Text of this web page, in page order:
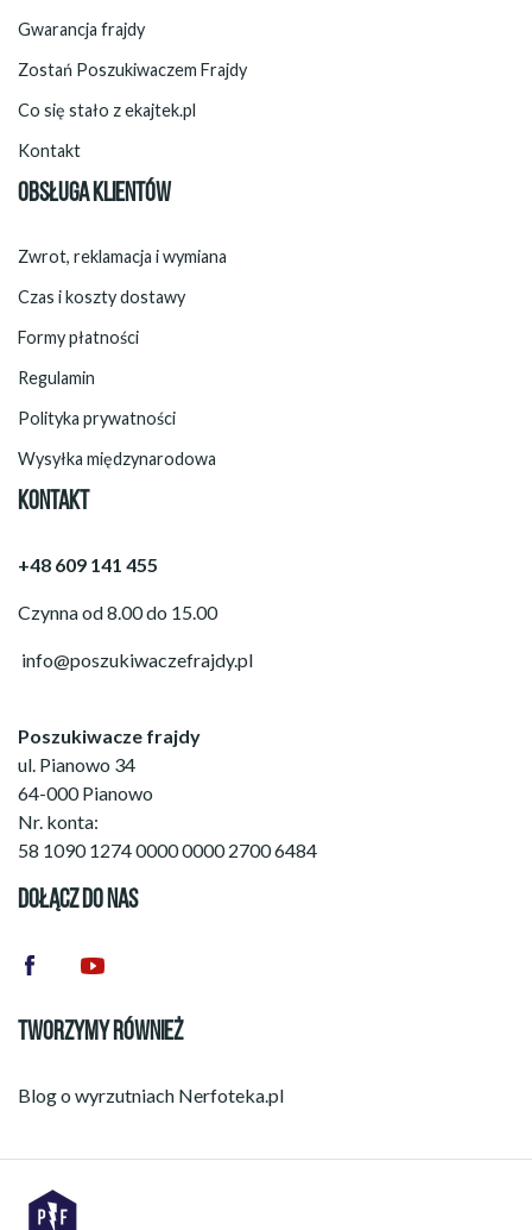
Gwarancja frajdy
Zostań Poszukiwaczem Frajdy
Co się stało z ekajtek.pl
Kontakt
OBSŁUGA KLIENTÓW
Zwrot, reklamacja i wymiana
Czas i koszty dostawy
Formy płatności
Regulamin
Polityka prywatności
Wysyłka międzynarodowa
KONTAKT
+48 609 141 455
Czynna od 8.00 do 15.00
info@poszukiwaczefrajdy.pl
Poszukiwacze frajdy
ul. Pianowo 34
64-000 Pianowo
Nr. konta:
58 1090 1274 0000 0000 2700 6484
DOŁĄCZ DO NAS
TWORZYMY RÓWNIEŻ
Blog o wyrzutniach Nerfoteka.pl